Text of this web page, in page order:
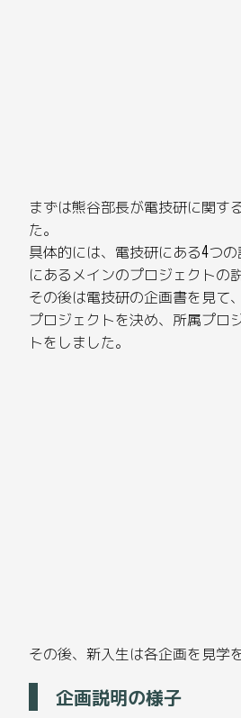
まずは熊谷部長が電技研に関す
た。
具体的には、電技研にある4つ
にあるメインのプロジェクトの
その後は電技研の企画書を見て
プロジェクトを決め、所属プロ
トをしました。
その後、新入生は各企画を見学
企画説明の様子